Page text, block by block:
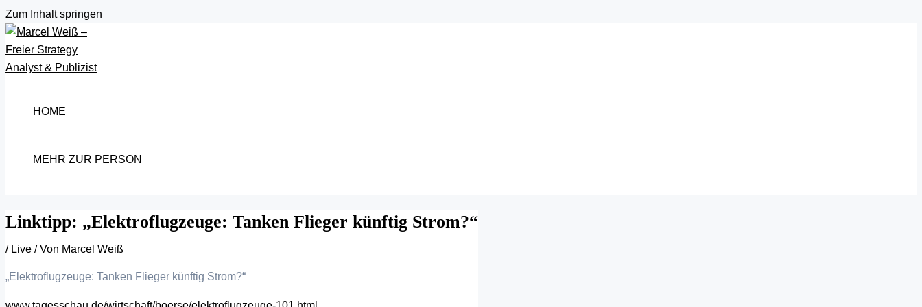
Zum Inhalt springen
HOME
MEHR ZUR PERSON
Linktipp: „Elektroflugzeuge: Tanken Flieger künftig Strom?“
/ Live / Von Marcel Weiß
„Elektroflugzeuge: Tanken Flieger künftig Strom?“